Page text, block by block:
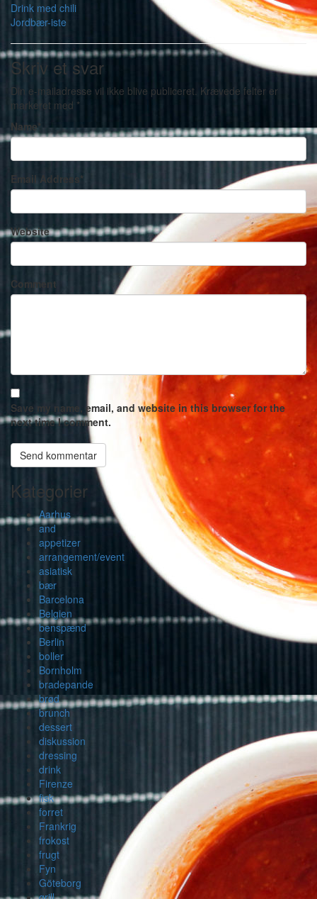
Drink med chili
Jordbær-iste
Skriv et svar
Din e-mailadresse vil ikke blive publiceret. Krævede felter er
markeret med *
Name
Email Address *
Website
Comment
Save my name, email, and website in this browser for the
next time I comment.
Kategorier
Aarhus
and
appetizer
arrangement/event
asiatisk
bær
Barcelona
Belgien
benspænd
Berlin
boller
Bornholm
bradepande
brød
brunch
dessert
diskussion
dressing
drink
Firenze
fisk
forret
Frankrig
frokost
frugt
Fyn
Göteborg